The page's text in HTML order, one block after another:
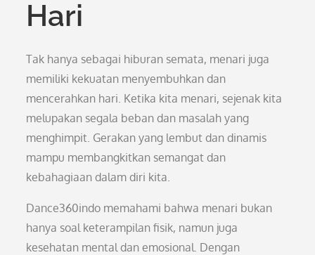
Hari
Tak hanya sebagai hiburan semata, menari juga
memiliki kekuatan menyembuhkan dan
mencerahkan hari. Ketika kita menari, sejenak kita
melupakan segala beban dan masalah yang
menghimpit. Gerakan yang lembut dan dinamis
mampu membangkitkan semangat dan
kebahagiaan dalam diri kita.
Dance360indo memahami bahwa menari bukan
hanya soal keterampilan fisik, namun juga
kesehatan mental dan emosional. Dengan